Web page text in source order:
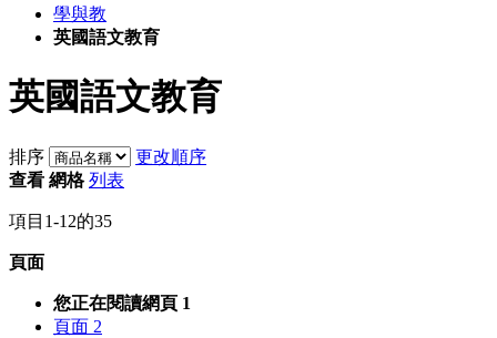
學與教
英國語文教育
英國語文教育
排序
更改順序
查看 網格 列表
項目 1-12的35
頁面
您正在閱讀網頁 1
頁面 2